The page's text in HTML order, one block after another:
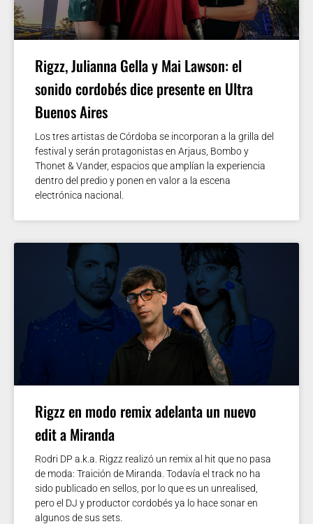
Rigzz, Julianna Gella y Mai Lawson: el
sonido cordobés dice presente en Ultra
Buenos Aires
Los tres artistas de Córdoba se incorporan a la grilla del
festival y serán protagonistas en Arjaus, Bombo y
Thonet & Vander, espacios que amplían la experiencia
dentro del predio y ponen en valor a la escena
electrónica nacional.
Rigzz en modo remix adelanta un nuevo
edit a Miranda
Rodri DP a.k.a. Rigzz realizó un remix al hit que no pasa
de moda: Traición de Miranda. Todavía el track no ha
sido publicado en sellos, por lo que es un unrealised,
pero el DJ y productor cordobés ya lo hace sonar en
algunos de sus sets.